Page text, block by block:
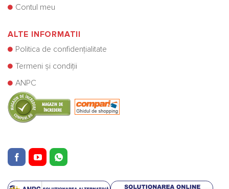
Contul meu
ALTE INFORMATII
Politica de confidențialitate
Termeni și condiții
ANPC